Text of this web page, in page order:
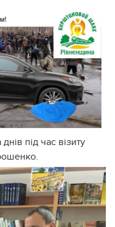
під час візиту